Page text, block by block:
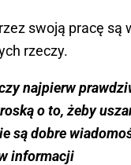
swoją pracę są
rzeczy.
najpierw
o to, żeby
są dobre
informacji